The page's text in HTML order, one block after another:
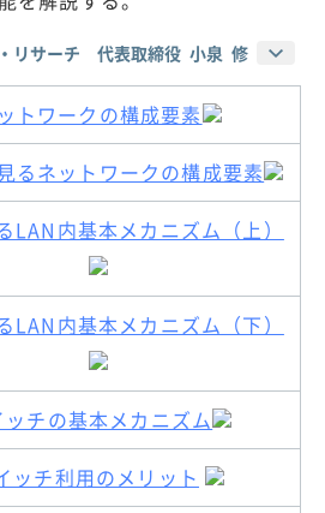
リサーチ 代表取締役 小泉 修
トワークの構成要素
るネットワークの構成要素
LAN内基本メカニズム（上）
LAN内基本メカニズム（下）
ッチの基本メカニズム
ッチ利用のメリット